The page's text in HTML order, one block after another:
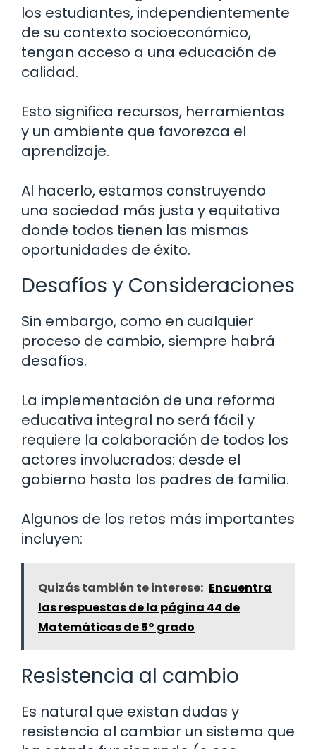
los estudiantes, independientemente
de su contexto socioeconómico,
tengan acceso a una educación de
calidad.
Esto significa recursos, herramientas
y un ambiente que favorezca el
aprendizaje.
Al hacerlo, estamos construyendo
una sociedad más justa y equitativa
donde todos tienen las mismas
oportunidades de éxito.
Desafíos y Consideraciones
Sin embargo, como en cualquier
proceso de cambio, siempre habrá
desafíos.
La implementación de una reforma
educativa integral no será fácil y
requiere la colaboración de todos los
actores involucrados: desde el
gobierno hasta los padres de familia.
Algunos de los retos más importantes
incluyen:
Quizás también te interese: Encuentra
las respuestas de la página 44 de
Matemáticas de 5° grado
Resistencia al cambio
Es natural que existan dudas y
resistencia al cambiar un sistema que